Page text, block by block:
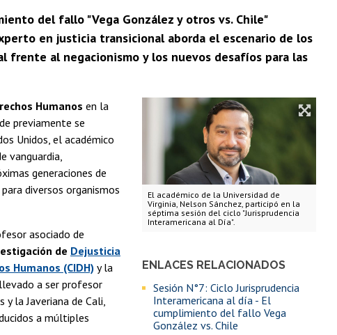
del fallo "Vega González y otros vs. Chile"
en justicia transicional aborda el escenario de los
frente al negacionismo y los nuevos desafíos para las
El académico de la Universidad de
Virginia, Nelson Sánchez, participó en la
séptima sesión del ciclo "Jurisprudencia
Interamericana al Día".
ENLACES RELACIONADOS
Sesión N°7: Ciclo Jurisprudencia
Interamericana al día - El
cumplimiento del fallo Vega
González vs. Chile
Humanos en la
previamente se
Unidos, el académico
vanguardia,
generaciones de
diversos organismos
asociado de
de Dejusticia
Humanos (CIDH) y la
a ser profesor
la Javeriana de Cali,
a múltiples